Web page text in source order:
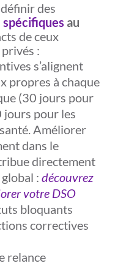
des
spécifiques au
de ceux
:
s’alignent
propres à chaque
(30 jours pour
jours pour les
Améliorer
dans le
directement
: découvrez
votre DSO
bloquants
correctives
relance